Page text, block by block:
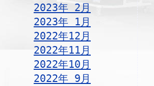
2023年 2月
2023年 1月
2022年12月
2022年11月
2022年10月
2022年 9月